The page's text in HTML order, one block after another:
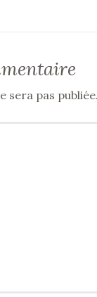
sera pas publiée.